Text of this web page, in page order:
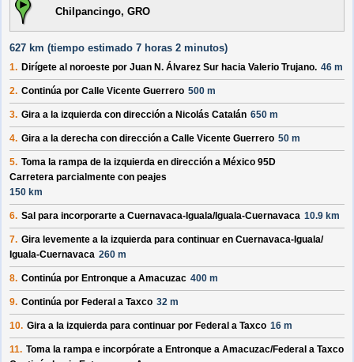
Chilpancingo, GRO
627 km (tiempo estimado 7 horas 2 minutos)
1. Dirígete al noroeste por Juan N. Álvarez Sur hacia Valerio Trujano. 46 m
2. Continúa por Calle Vicente Guerrero 500 m
3. Gira a la izquierda con dirección a Nicolás Catalán 650 m
4. Gira a la derecha con dirección a Calle Vicente Guerrero 50 m
5. Toma la rampa de la izquierda en dirección a México 95D
Carretera parcialmente con peajes
150 km
6. Sal para incorporarte a Cuernavaca-Iguala/Iguala-Cuernavaca 10.9 km
7. Gira levemente a la izquierda para continuar en Cuernavaca-Iguala/
Iguala-Cuernavaca 260 m
8. Continúa por Entronque a Amacuzac 400 m
9. Continúa por Federal a Taxco 32 m
10. Gira a la izquierda para continuar por Federal a Taxco 16 m
11. Toma la rampa e incorpórate a Entronque a Amacuzac/Federal a Taxco